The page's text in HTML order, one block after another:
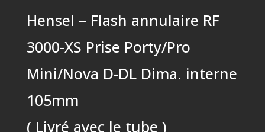
Hensel – Flash annulaire RF
3000-XS Prise Porty/Pro
Mini/Nova D-DL Dima. interne
105mm
( Livré avec le tube )